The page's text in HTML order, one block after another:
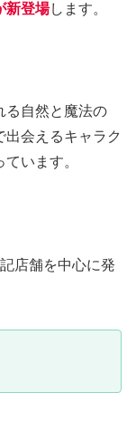
新登場します。
る自然と魔法の
会えるキャラク
います。
店舗を中心に発